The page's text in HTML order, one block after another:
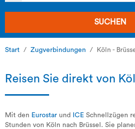
SUCHEN
Start Zugverbindungen Köln -
Reisen Sie direkt von
Mit den Eurostar und ICE Schnellzügen
Stunden von Köln nach Brüssel. Sie